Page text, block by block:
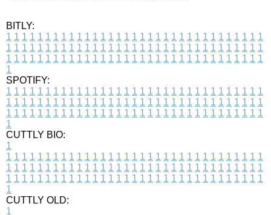
BITLY:
1 1 1 1 1 1 1 1 1 1 1 1 1 1 1 1 1 1 1 1 1 1 1 1 1 1 1 1 1 1 1 1 1
1 1 1 1 1 1 1 1 1 1 1 1 1 1 1 1 1 1 1 1 1 1 1 1 1 1 1 1 1 1 1 1 1
1 1 1 1 1 1 1 1 1 1 1 1 1 1 1 1 1 1 1 1 1 1 1 1 1 1 1 1 1 1 1 1 1
1
SPOTIFY:
1 1 1 1 1 1 1 1 1 1 1 1 1 1 1 1 1 1 1 1 1 1 1 1 1 1 1 1 1 1 1 1 1
1 1 1 1 1 1 1 1 1 1 1 1 1 1 1 1 1 1 1 1 1 1 1 1 1 1 1 1 1 1 1 1 1
1 1 1 1 1 1 1 1 1 1 1 1 1 1 1 1 1 1 1 1 1 1 1 1 1 1 1 1 1 1 1 1 1
1
CUTTLY BIO:
1
1 1 1 1 1 1 1 1 1 1 1 1 1 1 1 1 1 1 1 1 1 1 1 1 1 1 1 1 1 1 1 1 1
1 1 1 1 1 1 1 1 1 1 1 1 1 1 1 1 1 1 1 1 1 1 1 1 1 1 1 1 1 1 1 1 1
1 1 1 1 1 1 1 1 1 1 1 1 1 1 1 1 1 1 1 1 1 1 1 1 1 1 1 1 1 1 1 1 1
1
CUTTLY OLD:
1